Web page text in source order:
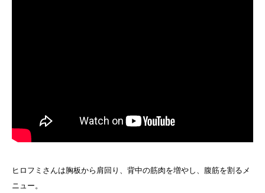
ヒロフミさんは胸板から肩回り、背中の筋肉を増やし、腹筋を割るメ
ニュー。